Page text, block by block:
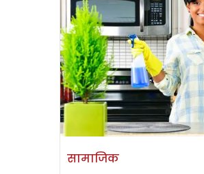
सामाजिक